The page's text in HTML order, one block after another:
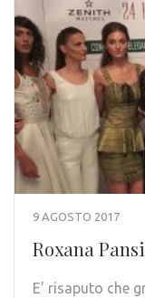
9 AGOSTO 2017
Roxana
E’ risaputo che